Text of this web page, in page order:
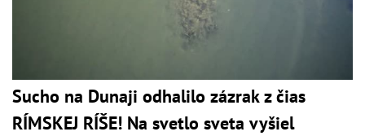
Sucho na Dunaji odhalilo zázrak z čias
RÍMSKEJ RÍŠE! Na svetlo sveta vyšiel